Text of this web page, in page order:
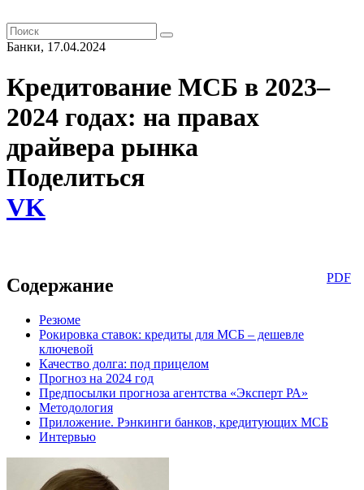
Банки, 17.04.2024
Кредитование МСБ в 2023–
2024 годах: на правах
драйвера рынка
Поделиться
VK
PDF
Содержание
Резюме
Рокировка ставок: кредиты для МСБ – дешевле
ключевой
Качество долга: под прицелом
Прогноз на 2024 год
Предпосылки прогноза агентства «Эксперт РА»
Методология
Приложение. Рэнкинги банков, кредитующих МСБ
Интервью